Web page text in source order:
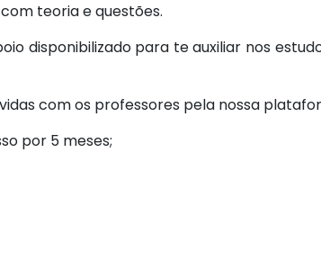
teoria e questões.
disponibilizado para te auxiliar nos
com os professores pela nossa
por 5 meses;